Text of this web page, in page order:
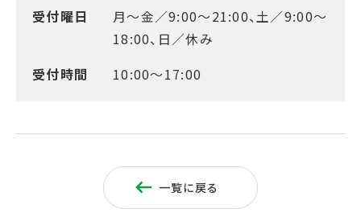
受付曜日
月～金／9:00～21:00、土／9:00～
18:00、日／休み
受付時間
10:00～17:00
一覧に戻る